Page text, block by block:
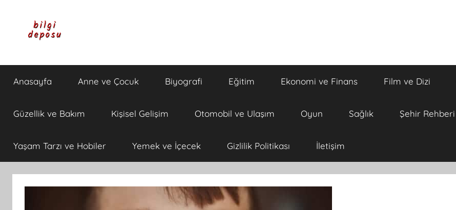
Bilgi
Deposu
Bilgi,
Günlük
Anasayfa Anne ve Çocuk Biyografi Eğitim Ekonomi ve Finans Film ve Dizi
Güzellik ve Bakım Kişisel Gelişim Otomobil ve Ulaşım Oyun Sağlık Şehir Rehberi
Yaşam Tarzı ve Hobiler Yemek ve İçecek Gizlilik Politikası İletişim